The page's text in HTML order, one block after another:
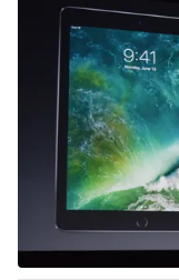
VTV Money
VTV Sức khoẻ
Thị trường 24h
VTV4